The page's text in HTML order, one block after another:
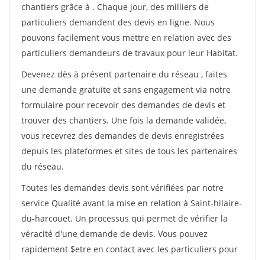
chantiers grâce à . Chaque jour, des milliers de
particuliers demandent des devis en ligne. Nous
pouvons facilement vous mettre en relation avec des
particuliers demandeurs de travaux pour leur Habitat.
Devenez dès à présent partenaire du réseau , faites
une demande gratuite et sans engagement via notre
formulaire pour recevoir des demandes de devis et
trouver des chantiers. Une fois la demande validée,
vous recevrez des demandes de devis enregistrées
depuis les plateformes et sites de tous les partenaires
du réseau.
Toutes les demandes devis sont vérifiées par notre
service Qualité avant la mise en relation à Saint-hilaire-
du-harcouet. Un processus qui permet de vérifier la
véracité d'une demande de devis. Vous pouvez
rapidement $etre en contact avec les particuliers pour